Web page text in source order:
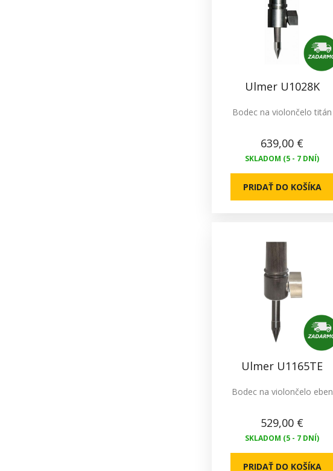
Ulmer U1028K
Bodec na violončelo titán
639,00 €
SKLADOM (5 - 7 DNÍ)
PRIDAŤ DO KOŠÍKA
Ulmer U1165TE
Bodec na violončelo eben
529,00 €
SKLADOM (5 - 7 DNÍ)
PRIDAŤ DO KOŠÍKA